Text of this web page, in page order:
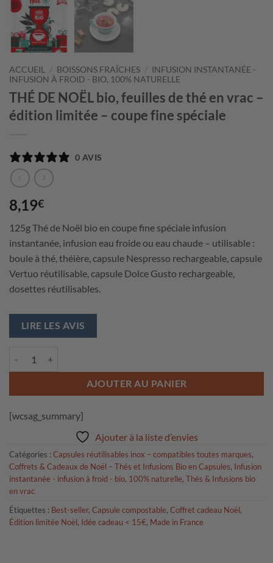
ACCUEIL / BOISSONS FRAÎCHES / INFUSION INSTANTANÉE -
INFUSION À FROID - BIO, 100% NATURELLE
THÉ DE NOËL bio, feuilles de thé en vrac –
édition limitée – coupe fine spéciale
0 AVIS
8,19€
125g Thé de Noël bio en coupe fine spéciale infusion
instantanée, infusion eau froide ou eau chaude – utilisable :
boule à thé, théière, capsule Nespresso rechargeable, capsule
Vertuo réutilisable, capsule Dolce Gusto rechargeable,
dosettes réutilisables.
LIRE LES AVIS
AJOUTER AU PANIER
[wcsag_summary]
Ajouter à la liste d’envies
Catégories : Capsules réutilisables inox – compatibles toutes marques,
Coffrets & Cadeaux de Noël – Thés et Infusions Bio en Capsules, Infusion
instantanée - infusion à froid - bio, 100% naturelle, Thés & Infusions bio
en vrac
Étiquettes : Best-seller, Capsule compostable, Coffret cadeau Noël,
Édition limitée Noël, Idée cadeau < 15€, Made in France